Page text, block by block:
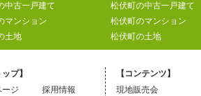
中古一戸建て
マンション
土地
松伏町の中古一戸建て
松伏町のマンション
松伏町の土地
プ】
ージ
採用情報
【コンテンツ】
現地販売会